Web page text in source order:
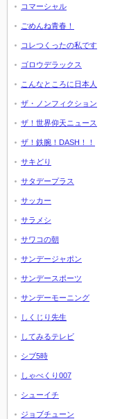
コマーシャル
ごめんね青春！
コレつくったの私です
ゴロウデラックス
こんなところに日本人
ザ・ノンフィクション
ザ！世界仰天ニュース
ザ！鉄腕！DASH！！
サキどり
サタデープラス
サッカー
サラメシ
サワコの朝
サンデージャポン
サンデースポーツ
サンデーモーニング
しくじり先生
してみるテレビ
シブ5時
しゃべくり007
シューイチ
ジョブチューン